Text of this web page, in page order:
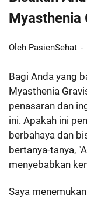
Myasthenia
Oleh PasienSehat
Bagi Anda yang
Myasthenia
penasaran dan
ini. Apakah ini
berbahaya dan
bertanya-tanya,
menyebabkan
Saya